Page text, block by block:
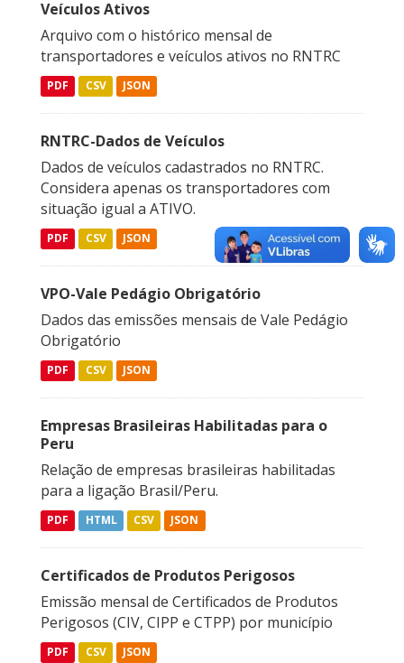
Veículos Ativos
Arquivo com o histórico mensal de
transportadores e veículos ativos no RNTRC
PDF CSV JSON
RNTRC-Dados de Veículos
Dados de veículos cadastrados no RNTRC.
Considera apenas os transportadores com
situação igual a ATIVO.
PDF CSV JSON
VPO-Vale Pedágio Obrigatório
Dados das emissões mensais de Vale Pedágio
Obrigatório
PDF CSV JSON
Empresas Brasileiras Habilitadas para o
Peru
Relação de empresas brasileiras habilitadas
para a ligação Brasil/Peru.
PDF HTML CSV JSON
Certificados de Produtos Perigosos
Emissão mensal de Certificados de Produtos
Perigosos (CIV, CIPP e CTPP) por município
PDF CSV JSON